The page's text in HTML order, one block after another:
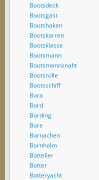
Bootsdeck
Bootsgast
Bootshaken
Bootskarren
Bootsklasse
Bootsmann
Bootsmannsnaht
Bootsrolle
Bootsschiff
Bora
Bord
Bording
Bore
Bornachen
Bornholm
Bottelier
Botter
Botteryacht